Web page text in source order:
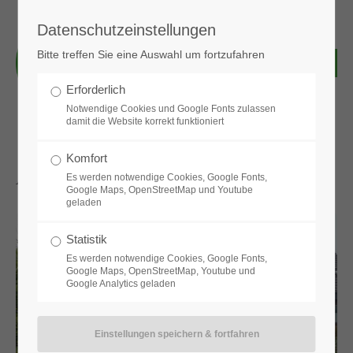
Anmelden
|Lost your password?
Aktuelle News & Bilder
Datenschutzeinstellungen
Bitte treffen Sie eine Auswahl um fortzufahren
Erforderlich
Notwendige Cookies und Google Fonts zulassen
damit die Website korrekt funktioniert
Komfort
Es werden notwendige Cookies, Google Fonts,
Google Maps, OpenStreetMap und Youtube
geladen
Statistik
Es werden notwendige Cookies, Google Fonts,
Google Maps, OpenStreetMap, Youtube und
Google Analytics geladen